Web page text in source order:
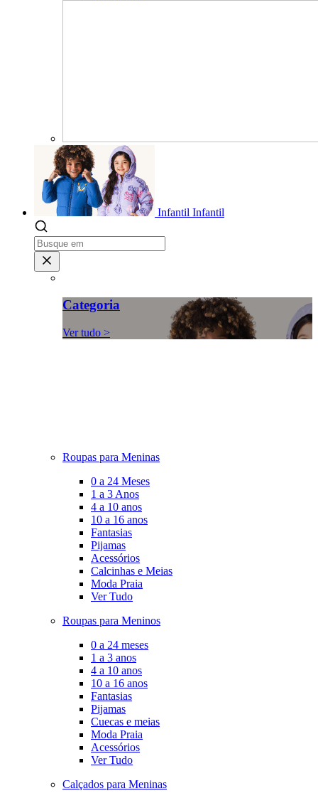
Infantil Infantil
Categoria
Ver tudo >
Roupas para Meninas
0 a 24 Meses
1 a 3 Anos
4 a 10 anos
10 a 16 anos
Fantasias
Pijamas
Acessórios
Calcinhas e Meias
Moda Praia
Ver Tudo
Roupas para Meninos
0 a 24 meses
1 a 3 anos
4 a 10 anos
10 a 16 anos
Fantasias
Pijamas
Cuecas e meias
Moda Praia
Acessórios
Ver Tudo
Calçados para Meninas